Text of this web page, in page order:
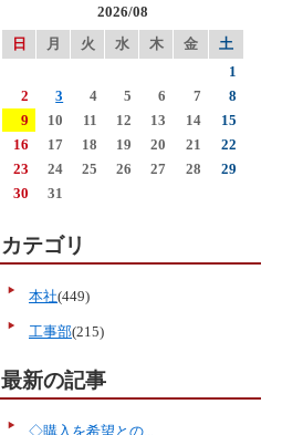
2026/08
日
月 火 水 木 金
土
1
2
3 4 5 6 7
8
9
10 11 12 13 14
15
16
17 18 19 20 21
22
23
24 25 26 27 28
29
30
31
カテゴリ
本社(449)
工事部(215)
最新の記事
◇購入を希望との...